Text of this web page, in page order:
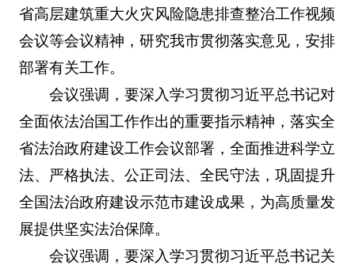
省高层建筑重大火灾风险隐患排查整治工作视频
会议等会议精神，研究我市贯彻落实意见，安排
部署有关工作。
会议强调，要深入学习贯彻习近平总书记对
全面依法治国工作作出的重要指示精神，落实全
省法治政府建设工作会议部署，全面推进科学立
法、严格执法、公正司法、全民守法，巩固提升
全国法治政府建设示范市建设成果，为高质量发
展提供坚实法治保障。
会议强调，要深入学习贯彻习近平总书记关